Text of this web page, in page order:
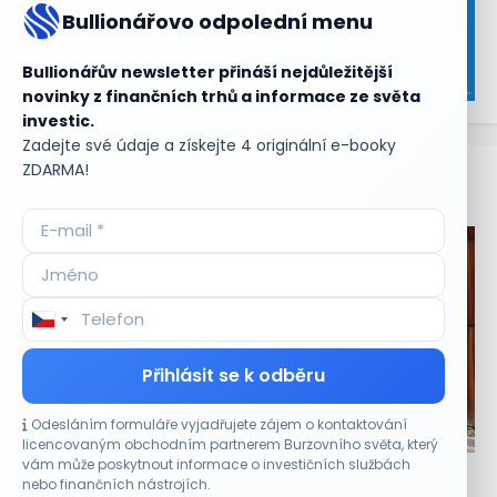
Bullionářovo odpolední menu
Bullionářův newsletter přináší nejdůležitější
novinky z finančních trhů a informace ze světa
investic.
Zadejte své údaje a získejte 4 originální e-booky
ZDARMA!
Přihlásit se k odběru
Odesláním formuláře vyjadřujete zájem o kontaktování
licencovaným obchodním partnerem Burzovního světa, který
vám může poskytnout informace o investičních službách
nebo finančních nástrojích.
Aktuální
CO HÝBE TRHEM
Tesla míří na obrovský trh samořiditelných aut.